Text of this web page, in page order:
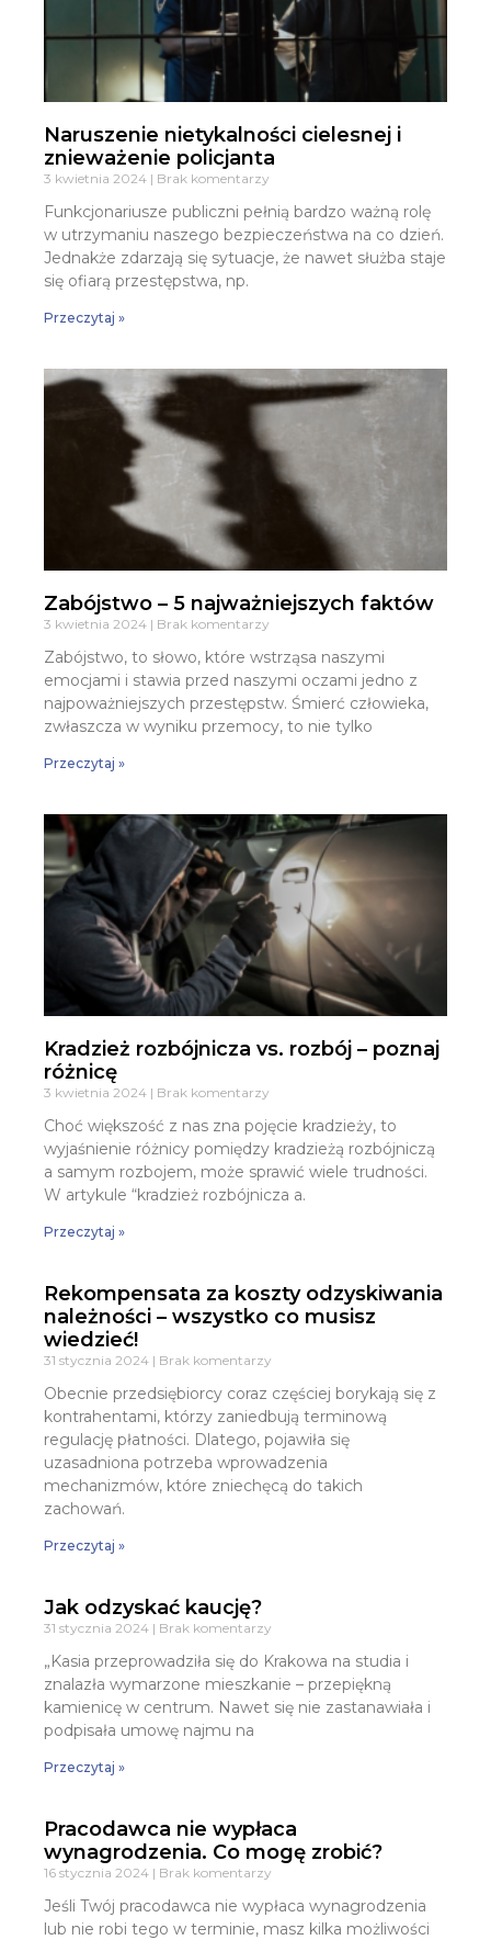
Naruszenie nietykalności cielesnej i
znieważenie policjanta
3 kwietnia 2024 Brak komentarzy
Funkcjonariusze publiczni pełnią bardzo ważną rolę
w utrzymaniu naszego bezpieczeństwa na co dzień.
Jednakże zdarzają się sytuacje, że nawet służba staje
się ofiarą przestępstwa, np.
Przeczytaj »
Zabójstwo – 5 najważniejszych faktów
3 kwietnia 2024 Brak komentarzy
Zabójstwo, to słowo, które wstrząsa naszymi
emocjami i stawia przed naszymi oczami jedno z
najpoważniejszych przestępstw. Śmierć człowieka,
zwłaszcza w wyniku przemocy, to nie tylko
Przeczytaj »
Kradzież rozbójnicza vs. rozbój – poznaj
różnicę
3 kwietnia 2024 Brak komentarzy
Choć większość z nas zna pojęcie kradzieży, to
wyjaśnienie różnicy pomiędzy kradzieżą rozbójniczą
a samym rozbojem, może sprawić wiele trudności.
W artykule “kradzież rozbójnicza a.
Przeczytaj »
Rekompensata za koszty odzyskiwania
należności – wszystko co musisz
wiedzieć!
31 stycznia 2024 Brak komentarzy
Obecnie przedsiębiorcy coraz częściej borykają się z
kontrahentami, którzy zaniedbują terminową
regulację płatności. Dlatego, pojawiła się
uzasadniona potrzeba wprowadzenia
mechanizmów, które zniechęcą do takich
zachowań.
Przeczytaj »
Jak odzyskać kaucję?
31 stycznia 2024 Brak komentarzy
„Kasia przeprowadziła się do Krakowa na studia i
znalazła wymarzone mieszkanie – przepiękną
kamienicę w centrum. Nawet się nie zastanawiała i
podpisała umowę najmu na
Przeczytaj »
Pracodawca nie wypłaca
wynagrodzenia. Co mogę zrobić?
16 stycznia 2024 Brak komentarzy
Jeśli Twój pracodawca nie wypłaca wynagrodzenia
lub nie robi tego w terminie, masz kilka możliwości